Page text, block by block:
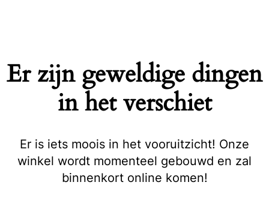
Er zijn geweldige dingen
in het verschiet
Er is iets moois in het vooruitzicht! Onze
winkel wordt momenteel gebouwd en zal
binnenkort online komen!